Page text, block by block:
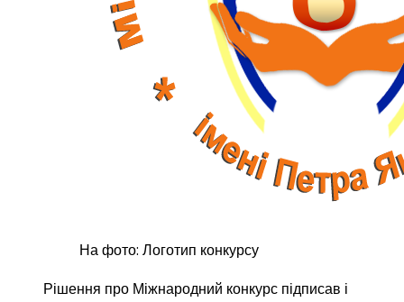
На фото: Логотип конкурсу
Рішення про Міжнародний конкурс підписав і